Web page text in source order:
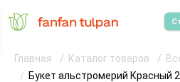
Главная Каталог товаров
Букет альстромерий Красный